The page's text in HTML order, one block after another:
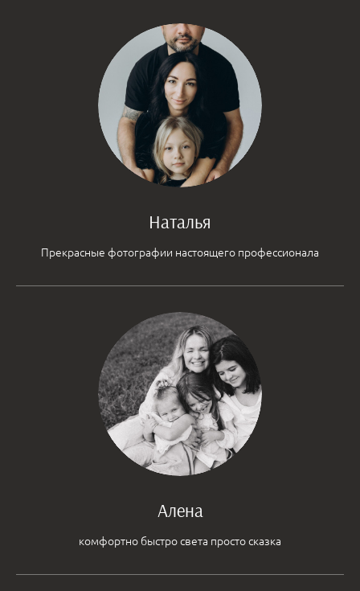
Наталья
Прекрасные фотографии настоящего профессионала
Алена
комфортно быстро света просто сказка